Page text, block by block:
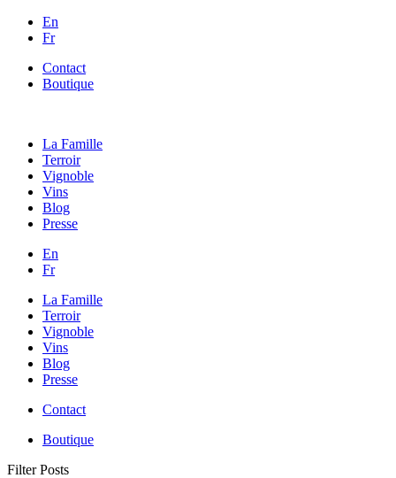
En
Fr
Contact
Boutique
La Famille
Terroir
Vignoble
Vins
Blog
Presse
En
Fr
La Famille
Terroir
Vignoble
Vins
Blog
Presse
Contact
Boutique
Filter Posts